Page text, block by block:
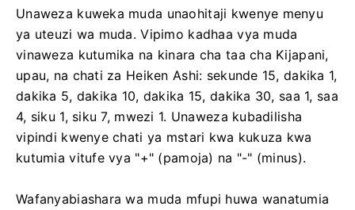
Unaweza kuweka muda unaohitaji kwenye menyu
ya uteuzi wa muda. Vipimo kadhaa vya muda
vinaweza kutumika na kinara cha taa cha Kijapani,
upau, na chati za Heiken Ashi: sekunde 15, dakika 1,
dakika 5, dakika 10, dakika 15, dakika 30, saa 1, saa
4, siku 1, siku 7, mwezi 1. Unaweza kubadilisha
vipindi kwenye chati ya mstari kwa kukuza kwa
kutumia vitufe vya "+" (pamoja) na "-" (minus).
Wafanyabiashara wa muda mfupi huwa wanatumia